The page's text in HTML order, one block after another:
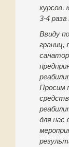
курсов,
3-4 раза
Ввиду
границ,
Просим
для нас